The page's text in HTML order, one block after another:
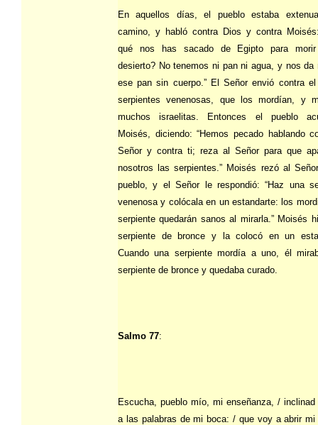
En aquellos días, el pueblo estaba
camino, y habló contra Dios y contra
qué nos has sacado de Egipto para
desierto? No tenemos ni pan ni agua, y nos da
ese pan sin cuerpo.” El Señor envió contra el
serpientes venenosas, que los mordían, y
muchos israelitas. Entonces el pueblo
Moisés, diciendo: “Hemos pecado hablando
Señor y contra ti; reza al Señor para que
nosotros las serpientes.” Moisés rezó al
pueblo, y el Señor le respondió: “Haz una
venenosa y colócala en un estandarte: los
serpiente quedarán sanos al mirarla.” Moisés
serpiente de bronce y la colocó en un
Cuando una serpiente mordía a uno, él
serpiente de bronce y quedaba curado.
Salmo 77:
Escucha, pueblo mío, mi enseñanza, /
a las palabras de mi boca: / que voy a abrir mi